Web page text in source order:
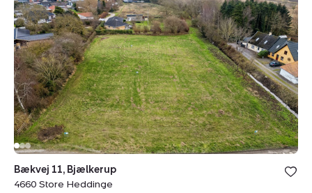
11,
Bjælkerup,
4660
Store
Heddinge
Bækvej 11, Bjælkerup
4660 Store Heddinge